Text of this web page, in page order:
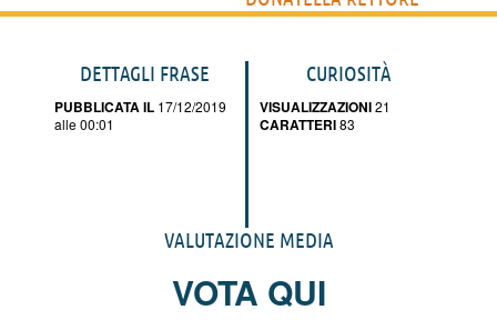
DETTAGLI FRASE
PUBBLICATA IL 17/12/2019
alle 00:01
CURIOSITÀ
VISUALIZZAZIONI21
CARATTERI83
VALUTAZIONE MEDIA
VOTA QUI